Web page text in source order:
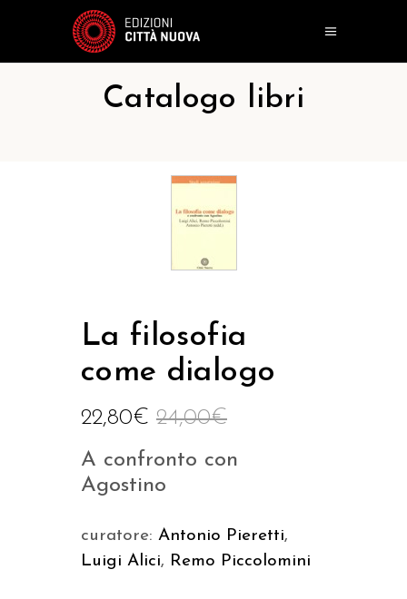
Catalogo libri
La filosofia
come dialogo
24,00€
22,80€
A confronto con
Agostino
curatore: Antonio Pieretti,
Luigi Alici, Remo Piccolomini